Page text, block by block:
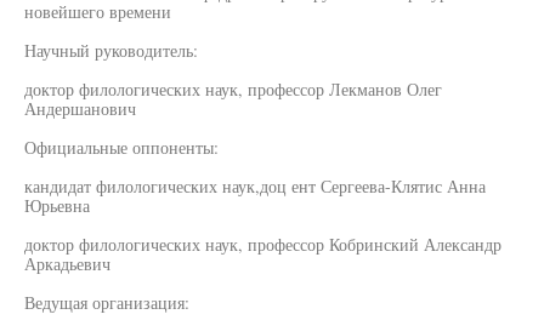
новейшего времени
Научный руководитель:
доктор филологических наук, профессор Лекманов Олег
Андершанович
Официальные оппоненты:
кандидат филологических наук,доц ент Сергеева-Клятис Анна
Юрьевна
доктор филологических наук, профессор Кобринский Александр
Аркадьевич
Ведущая организация: